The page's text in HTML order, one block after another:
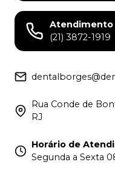
Atendimento
(21) 3872-1919
Rua Conde de
RJ
Horário de
Segunda a Sexta